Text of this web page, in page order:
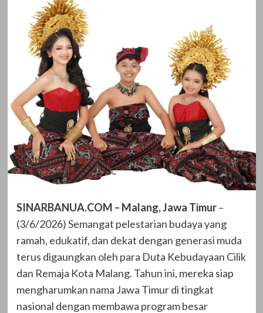
SINARBANUA.COM – Malang, Jawa Timur–
(3/6/2026) Semangat pelestarian budaya yang
ramah, edukatif, dan dekat dengan generasi muda
terus digaungkan oleh para Duta Kebudayaan Cilik
dan Remaja Kota Malang. Tahun ini, mereka siap
mengharumkan nama Jawa Timur di tingkat
nasional dengan membawa program besar